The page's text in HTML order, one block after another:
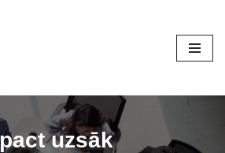
uzsāk